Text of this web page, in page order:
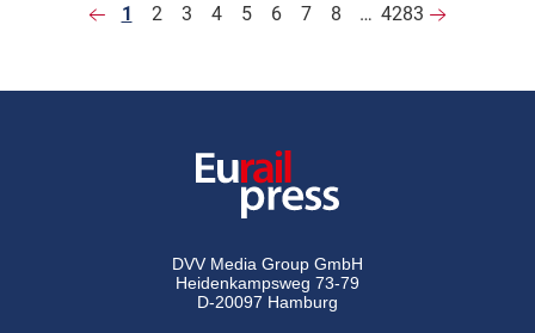
1 2 3 4 5 6 7 8 … 4283
DVV Media Group GmbH
Heidenkampsweg 73-79
D-20097 Hamburg